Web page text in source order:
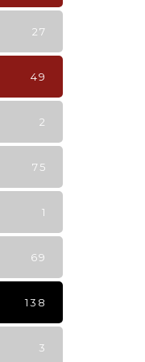
27
49
2
75
1
69
138
3